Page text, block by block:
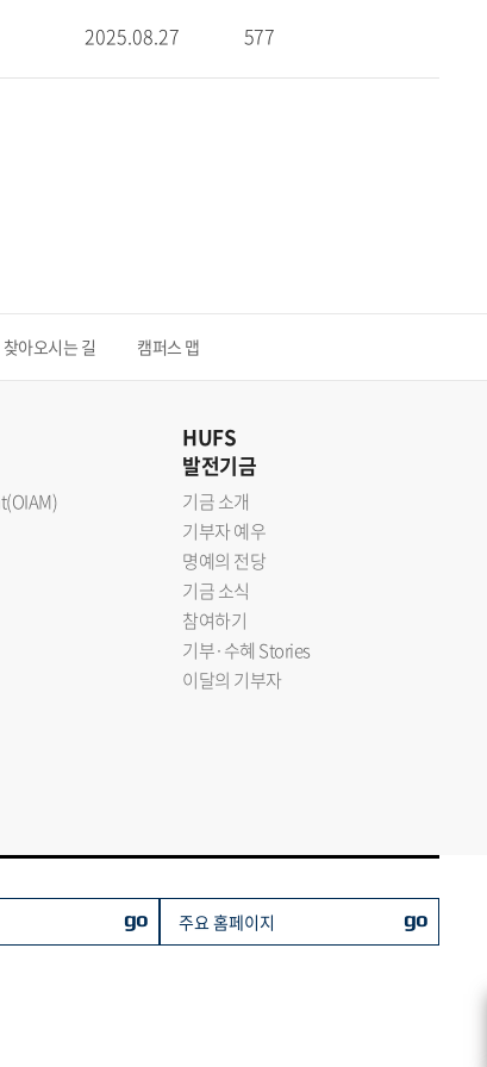
2025.08.27 577
찾아오시는 길 캠퍼스 맵
HUFS
발전기금
기금 소개
기부자 예우
명예의 전당
기금 소식
참여하기
기부·수혜 Stories
이달의 기부자
go 주요 홈페이지 go